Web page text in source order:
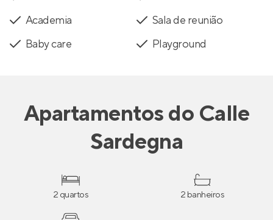
Academia
Sala de reunião
Baby care
Playground
Apartamentosdo Calle
Sardegna
2 quartos 2 banheiros